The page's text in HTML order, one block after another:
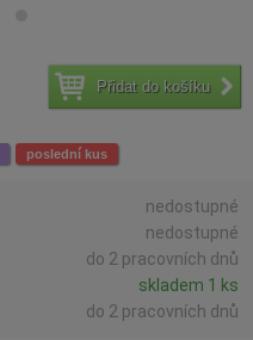
Přidat do košíku
poslední kus
nedostupné
nedostupné
do 2 pracovních dnů
skladem 1 ks
do 2 pracovních dnů